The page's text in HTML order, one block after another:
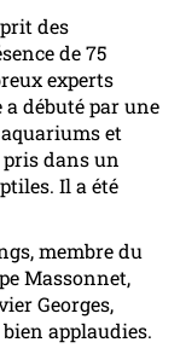
des
de 75
experts
débuté par une
et
dans un
Il a été
membre du
Massonnet,
Georges,
applaudies.